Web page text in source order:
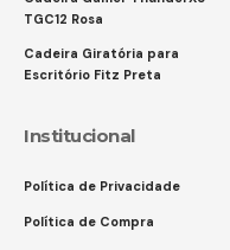
TGC12 Rosa
Cadeira Giratória para
Escritório Fitz Preta
Institucional
Política de Privacidade
Política de Compra